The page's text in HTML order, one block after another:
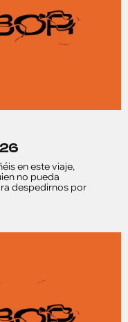
en este viaje,
no pueda
despedirnos por